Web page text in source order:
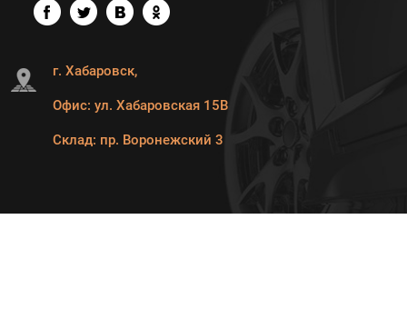
г. Хабаровск,
Офис: ул. Хабаровская 15В
Склад: пр. Воронежский 3